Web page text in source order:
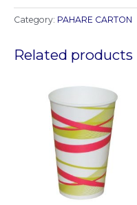
Category: PAHARE CARTON
Related products